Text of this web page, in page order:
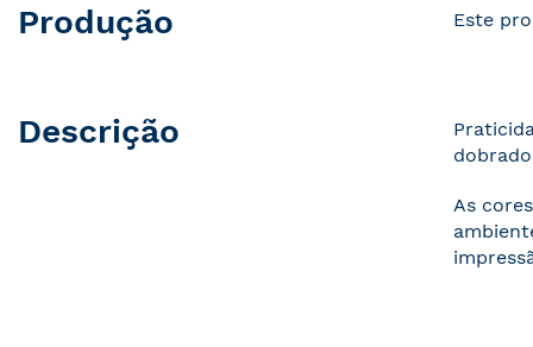
Produção Este
Descrição
As